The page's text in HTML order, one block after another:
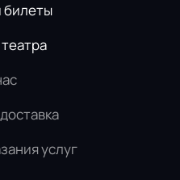
услуг